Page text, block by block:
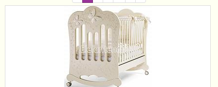
Мебель и аксессуары
Постельные принадлежности